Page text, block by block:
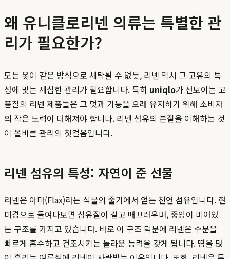
왜 유니클로리넨 의류는 특별한 관
리가 필요한가?
모든 옷이 같은 방식으로 세탁될 수 없듯, 리넨 역시 그 고유의 특
성에 맞는 세심한 관리가 필요합니다. 특히 uniqlo가 선보이는 고
품질의 리넨 제품들은 그 멋과 기능을 오래 유지하기 위해 소비자
의 작은 노력이 더해져야 합니다. 리넨 섬유의 본질을 이해하는 것
이 올바른 관리의 첫걸음입니다.
리넨 섬유의 특성: 자연이 준 선물
리넨은 아마(Flax)라는 식물의 줄기에서 얻는 천연 섬유입니다. 현
미경으로 들여다보면 섬유질이 길고 매끄러우며, 중앙이 비어있
는 구조를 가지고 있습니다. 바로 이 구조 덕분에 리넨은 수분을
빠르게 흡수하고 건조시키는 놀라운 능력을 갖게 됩니다. 땀을 많